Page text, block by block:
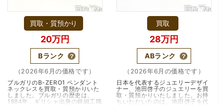
（大阪府大阪市）とても宝石に詳しく、また中古市場の仕
組みもお教えいただけ嬉しかったです。鑑別も素早く驚き
買取・質預かり
20万円
Bランク
（2026年6月の価格です）
ブルガリのB-ZERO1 ペンダント
ネックレスを買取・質預かりいた
しました。ブルガリの歴史は、
1884年、ギリシャ出身の銀細工職
買取
28万円
ABランク
（2026年6月の価格です）
日本を代表するジュエリーデザイ
ナー、池田啓子のジュエリーを買
取・質預かりいたしました。お持
ちいただいたのは、池田啓子を代